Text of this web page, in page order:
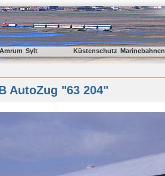
Amrum Sylt Küstenschutz Marinebahnen
AutoZug "63 204"